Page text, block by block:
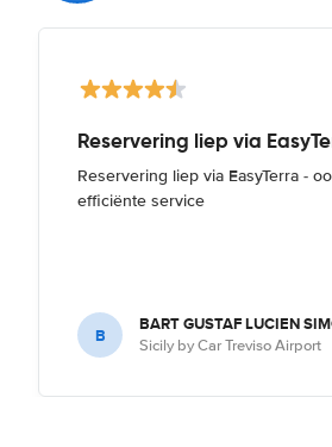
Reservering liep via
Reservering liep via EasyTerra -
efficiënte service
B BART GUSTAF LUCIEN
Sicily by Car Treviso Airport